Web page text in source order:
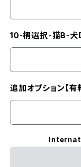
10-柄選択-猫B-犬D
追加オプション【有